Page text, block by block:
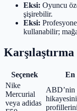
Eksi: Oyuncu
şişirebilir.
Eksi:
kullanabilir;
Karşılaştırma
Seçenek En
Nike
Mercurial
veya adidas
ABD’nin